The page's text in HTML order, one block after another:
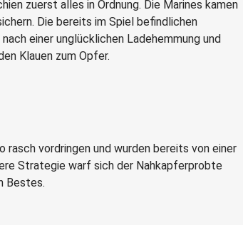
zuerst alles in Ordnung. Die Marines kamen
Die bereits im Spiel befindlichen
einer unglücklichen Ladehemmung und
Klauen zum Opfer.
vordringen und wurden bereits von einer
Strategie warf sich der Nahkapferprobte
Bestes.